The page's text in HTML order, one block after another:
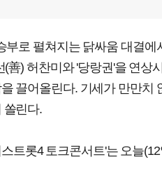
부로 펼쳐지는 닭싸움 대결
(善) 허찬미와 '당랑권'을 연
끌어올린다. 기세가 만만치
쏠린다.
트롯4 토크콘서트'는 오늘